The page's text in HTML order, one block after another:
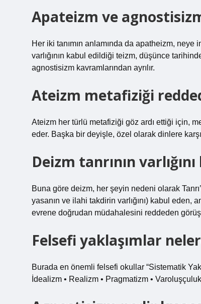
Apateizm ve
Her iki tanımın anlamında da apatheizm, neye
varlığının kabul edildiği teizm, düşünce
agnostisizm kavramlarından ayrılır.
Ateizm metafiziği
Ateizm her türlü metafiziği göz ardı ettiği için,
eder. Başka bir deyişle, özel olarak dinlere
Deizm tanrının
Buna göre deizm, her şeyin nedeni olarak
yasanın ve ilahi takdirin varlığını) kabul eden,
evrene doğrudan müdahalesini reddeden
Felsefi yaklaşımlar
Burada en önemli felsefi okullar “Sistematik
İdealizm • Realizm • Pragmatizm •